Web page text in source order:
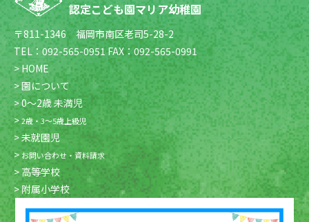
認定こども園マリア幼稚園
〒811-1346 福岡市南区老司5-28-2
TEL：092-565-0951 FAX：092-565-0991
> HOME
> 園について
> 0〜2歳 未満児
>2歳・3〜5歳上級児
> 未就園児
>お問い合わせ・資料請求
> 高等学校
> 附属小学校